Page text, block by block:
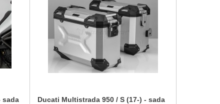
sada
Ducati Multistrada 950 / S (17-) - sada